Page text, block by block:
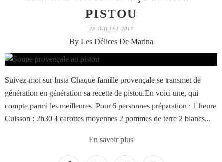
PISTOU
23 JUILLET 2017
By Les Délices De Marina
Suivez-moi sur Insta Chaque famille provençale se transmet de
génération en génération sa recette de pistou.En voici une, qui
compte parmi les meilleures. Pour 6 personnes préparation : 1 heure
Cuisson : 2h30 4 carottes moyennes 2 pommes de terre 2 blancs...
En savoir plus